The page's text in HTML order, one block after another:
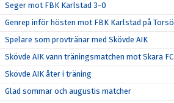
Seger mot FBK Karlstad 3-0
Genrep inför hösten mot FBK Karlstad på Torsö
Spelare som provtränar med Skövde AIK
Skövde AIK vann träningsmatchen mot Skara FC
Skövde AIK åter i träning
Glad sommar och augustis matcher